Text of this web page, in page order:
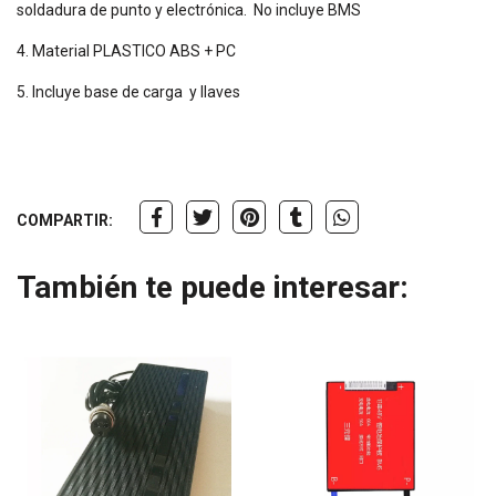
soldadura de punto y electrónica. No incluye BMS
4. Material PLASTICO ABS + PC
5. Incluye base de carga y llaves
COMPARTIR:
También te puede interesar: